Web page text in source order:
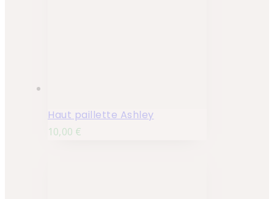
Haut paillette Ashley
10,00 €